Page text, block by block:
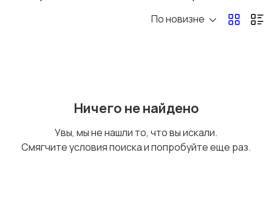
Уход за кожей
По новизне
Ничего не найдено
Увы, мы не нашли то, что вы искали.
Смягчите условия поиска и попробуйте еще раз.